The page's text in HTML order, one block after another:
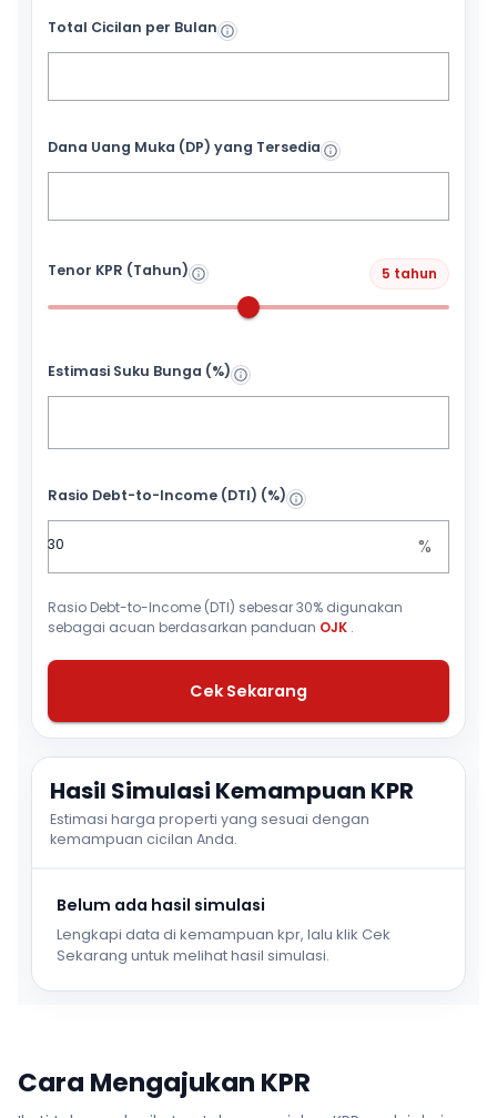
Total Cicilan per Bulan
Dana Uang Muka (DP) yang Tersedia
Tenor KPR (Tahun) 5 tahun
Estimasi Suku Bunga (%)
Rasio Debt-to-Income (DTI) (%)
%
Rasio Debt-to-Income (DTI) sebesar 30% digunakan
sebagai acuan berdasarkan panduan OJK .
Cek Sekarang
Hasil Simulasi Kemampuan KPR
Estimasi harga properti yang sesuai dengan
kemampuan cicilan Anda.
Belum ada hasil simulasi
Lengkapi data di kemampuan kpr, lalu klik Cek
Sekarang untuk melihat hasil simulasi.
Cara Mengajukan KPR